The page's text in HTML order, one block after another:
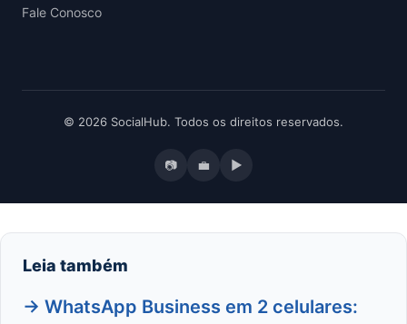
Fale Conosco
© 2026 SocialHub. Todos os direitos reservados.
📷 💼 ▶
Leia também
→ WhatsApp Business em 2 celulares: